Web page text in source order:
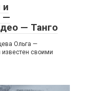
и
—
— Танго
Ольга —
известен своими